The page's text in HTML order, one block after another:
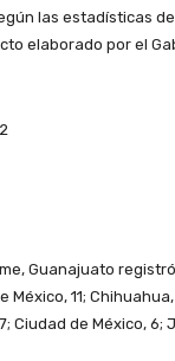
las estadísticas
elaborado por el
Guanajuato
11; Chihuahua,
Ciudad de México, 6;